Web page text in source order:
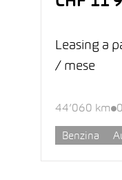
Leasing a
/ mese
44’060 km
Benzina